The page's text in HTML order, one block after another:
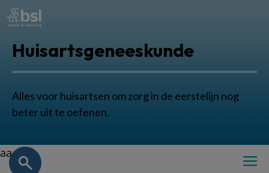
Huisartsgeneeskunde
Alles voor huisartsen om zorg in de eerstelijn nog
beter uit te oefenen.
aa